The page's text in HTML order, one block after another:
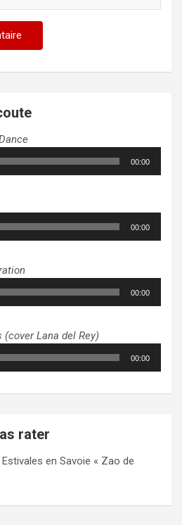
00:00
00:00
00:00
(cover Lana del Rey)
00:00
rater
en Savoie « Zao de